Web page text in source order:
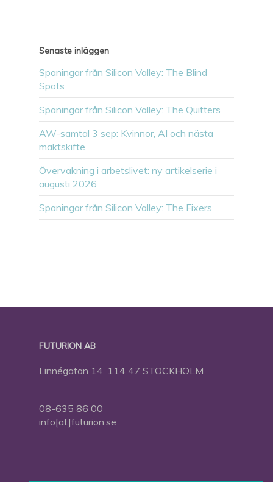
Senaste inläggen
Spaningar från Silicon Valley: The Blind
Spots
Spaningar från Silicon Valley: The Quitters
AW-samtal 3 sep: Kvinnor, AI och nästa
maktskifte
Övervakning i arbetslivet: ny artikelserie i
augusti 2026
Spaningar från Silicon Valley: The Fixers
FUTURION AB
Linnégatan 14, 114 47 STOCKHOLM
08-635 86 00
info[at]futurion.se